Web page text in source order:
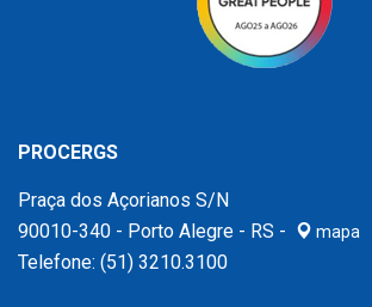
PROCERGS
Praça dos Açorianos S/N
90010-340 - Porto Alegre - RS -
mapa
Telefone: (51) 3210.3100